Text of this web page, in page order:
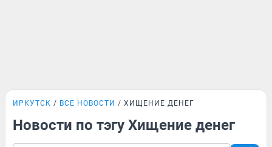
ИРКУТСК ВСЕ НОВОСТИ ХИЩЕНИЕ ДЕНЕГ
Новости по тэгу Хищение денег